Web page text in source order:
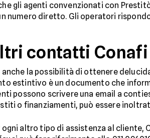
gli agenti convenzionati con
numero diretto. Gli operatori
contatti
anche la possibilità di ottenere
estintivo è un documento che
possono scrivere una email a
o finanziamenti, può essere
ogni altro tipo di assistenza al cliente,